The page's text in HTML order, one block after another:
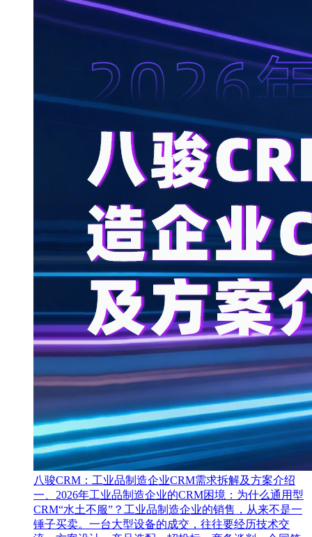
八骏CRM：工业品制造企业CRM需求拆解及方案介绍
一、2026年工业品制造企业的CRM困境：为什么通用型
CRM“水土不服”？工业品制造企业的销售，从来不是一
锤子买卖。一台大型设备的成交，往往要经历技术交